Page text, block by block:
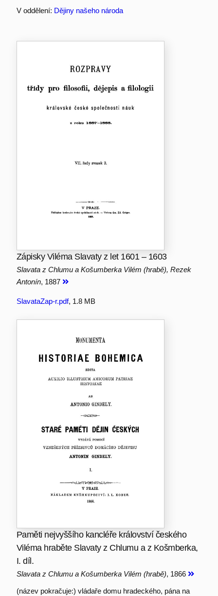
V oddělení: Dějiny našeho národa
Zápisky Viléma Slavaty z let 1601 – 1603
Slavata z Chlumu a Košumberka Vilém (hrabě), Rezek
Antonín, 1887
SlavataZap-r.pdf, 1.8 MB
Paměti nejvyššího kancléře království českého
Viléma hraběte Slavaty z Chlumu a z Košmberka,
I. díl.
Slavata z Chlumu a Košumberka Vilém (hrabě), 1866
(název pokračuje:) vládaře domu hradeckého, pána na